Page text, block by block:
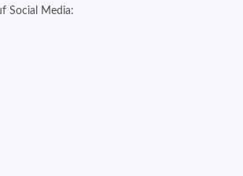
Social Media: